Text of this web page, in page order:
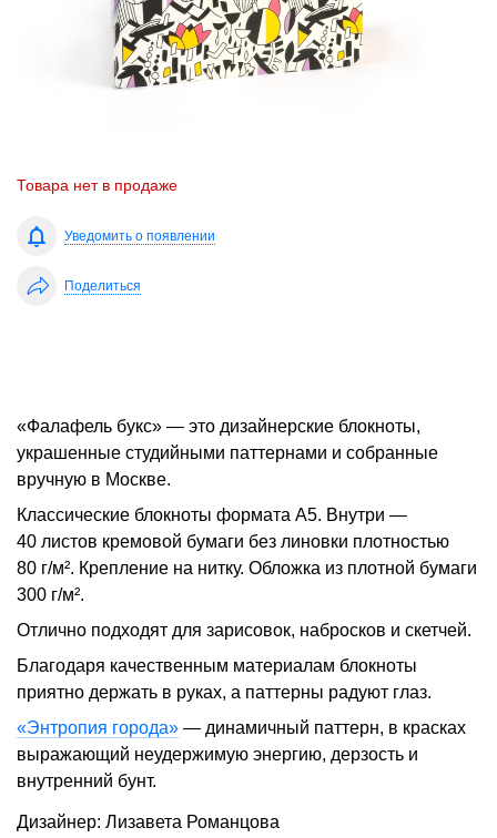
Товара нет в продаже
Уведомить о появлении
Поделиться
«Фалафель букс» — это дизайнерские блокноты,
украшенные студийными паттернами и собранные
вручную в Москве.
Классические блокноты формата A5. Внутри —
40 листов кремовой бумаги без линовки плотностью
80 г/м². Крепление на нитку. Обложка из плотной бумаги
300 г/м².
Отлично подходят для зарисовок, набросков и скетчей.
Благодаря качественным материалам блокноты
приятно держать в руках, а паттерны радуют глаз.
«Энтропия города» — динамичный паттерн, в красках
выражающий неудержимую энергию, дерзость и
внутренний бунт.
Дизайнер: Лизавета Романцова